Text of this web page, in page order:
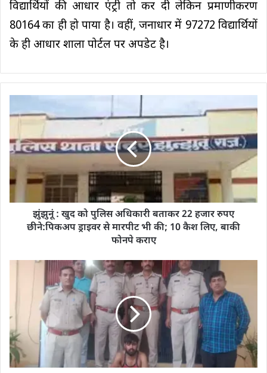
विद्यार्थियों की आधार एंट्री तो कर दी लेकिन प्रमाणीकरण
80164 का ही हो पाया है। वहीं, जनाधार में 97272 विद्यार्थियों
के ही आधार शाला पोर्टल पर अपडेट है।
झुंझुनूं : खुद को पुलिस अधिकारी बताकर 22 हजार रुपए
छीने:पिकअप ड्राइवर से मारपीट भी की; 10 कैश लिए, बाकी
फोनपे कराए